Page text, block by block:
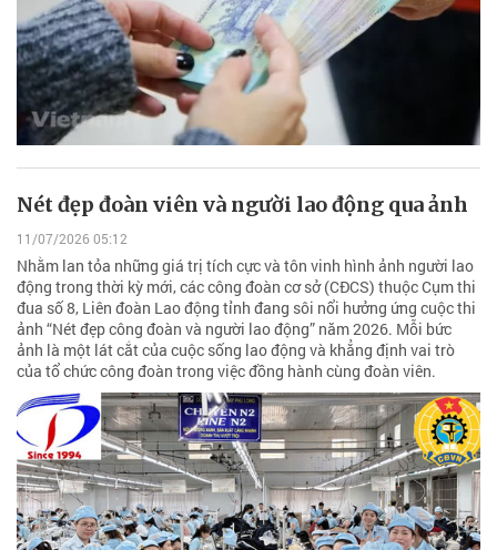
Nét đẹp đoàn viên và người lao động qua ảnh
11/07/2026 05:12
Nhằm lan tỏa những giá trị tích cực và tôn vinh hình ảnh người lao
động trong thời kỳ mới, các công đoàn cơ sở (CĐCS) thuộc Cụm thi
đua số 8, Liên đoàn Lao động tỉnh đang sôi nổi hưởng ứng cuộc thi
ảnh “Nét đẹp công đoàn và người lao động” năm 2026. Mỗi bức
ảnh là một lát cắt của cuộc sống lao động và khẳng định vai trò
của tổ chức công đoàn trong việc đồng hành cùng đoàn viên.